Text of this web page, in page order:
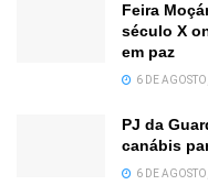
Feira
século X
em paz
6 DE
PJ da
canábis
6 DE